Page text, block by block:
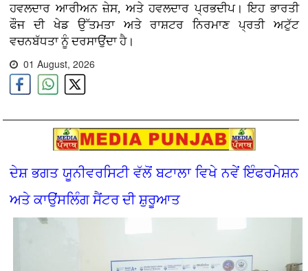
ਹਵਲਦਾਰ ਆਰੀਅਨ ਜ਼ੇਸ, ਅਤੇ ਹਵਲਦਾਰ ਪ੍ਰਭਦੀਪ। ਇਹ ਭਾਰਤੀ
ਫੌਜ ਦੀ ਖੇਡ ਉੱਤਮਤਾ ਅਤੇ ਰਾਸ਼ਟਰ ਨਿਰਮਾਣ ਪ੍ਰਤੀ ਅਟੁੱਟ
ਵਚਨਬੱਧਤਾ ਨੂੰ ਦਰਸਾਉਂਦਾ ਹੈ।
01 August, 2026
ਦੇਸ਼ ਭਗਤ ਯੂਨੀਵਰਸਿਟੀ ਵੱਲੋਂ ਬਟਾਲਾ ਵਿਖੇ ਨਵੇਂ ਇੰਫਰਮੇਸ਼ਨ
ਅਤੇ ਕਾਉਂਸਲਿੰਗ ਸੈਂਟਰ ਦੀ ਸ਼ੁਰੂਆਤ